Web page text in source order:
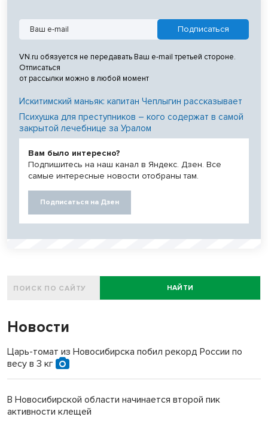
VN.ru обязуется не передавать Ваш e-mail третьей стороне.
Отписаться
от рассылки можно в любой момент
Искитимский маньяк: капитан Чеплыгин рассказывает
Психушка для преступников – кого содержат в самой
закрытой лечебнице за Уралом
Вам было интересно?
Подпишитесь на наш канал в Яндекс. Дзен. Все
самые интересные новости отобраны там.
Подписаться на Дзен
НАЙТИ
Новости
Царь-томат из Новосибирска побил рекорд России по
весу в 3 кг
В Новосибирской области начинается второй пик
активности клещей